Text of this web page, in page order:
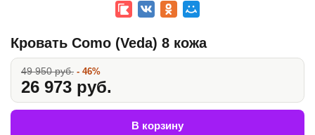
Кровать Como (Veda) 8 кожа
49 950 руб. - 46%
26 973 руб.
В корзину